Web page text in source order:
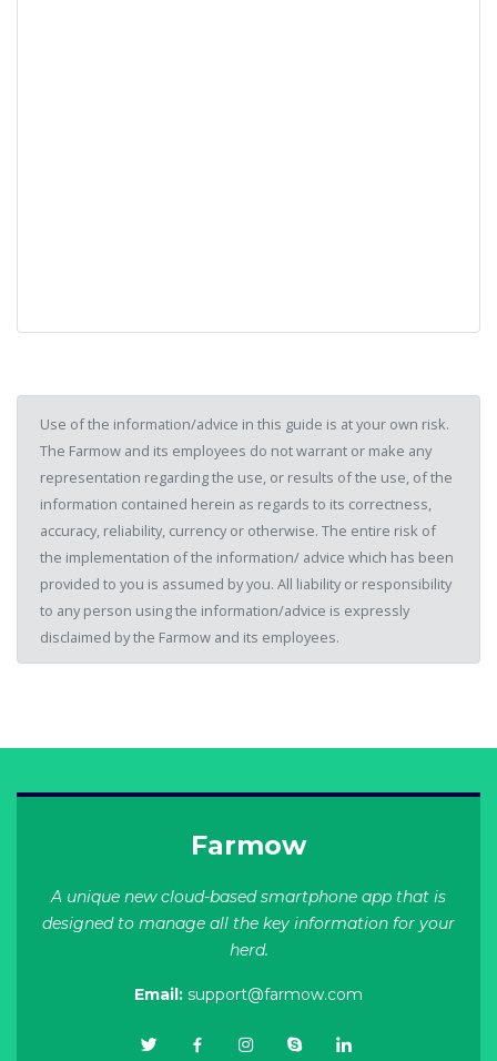
Use of the information/advice in this guide is at your own risk.
The Farmow and its employees do not warrant or make any
representation regarding the use, or results of the use, of the
information contained herein as regards to its correctness,
accuracy, reliability, currency or otherwise. The entire risk of
the implementation of the information/ advice which has been
provided to you is assumed by you. All liability or responsibility
to any person using the information/advice is expressly
disclaimed by the Farmow and its employees.
Farmow
A unique new cloud-based smartphone app that is
designed to manage all the key information for your
herd.
Email: support@farmow.com